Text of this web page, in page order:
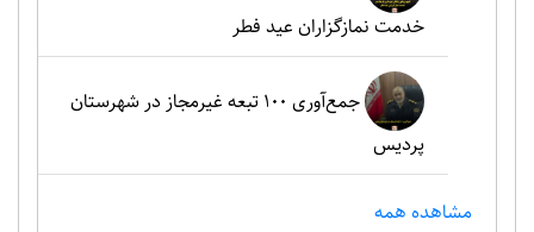
خدمت نمازگزاران عید فطر
جمع‌آوری ۱۰۰ تبعه غیرمجاز در شهرستان
پردیس
مشاهده همه